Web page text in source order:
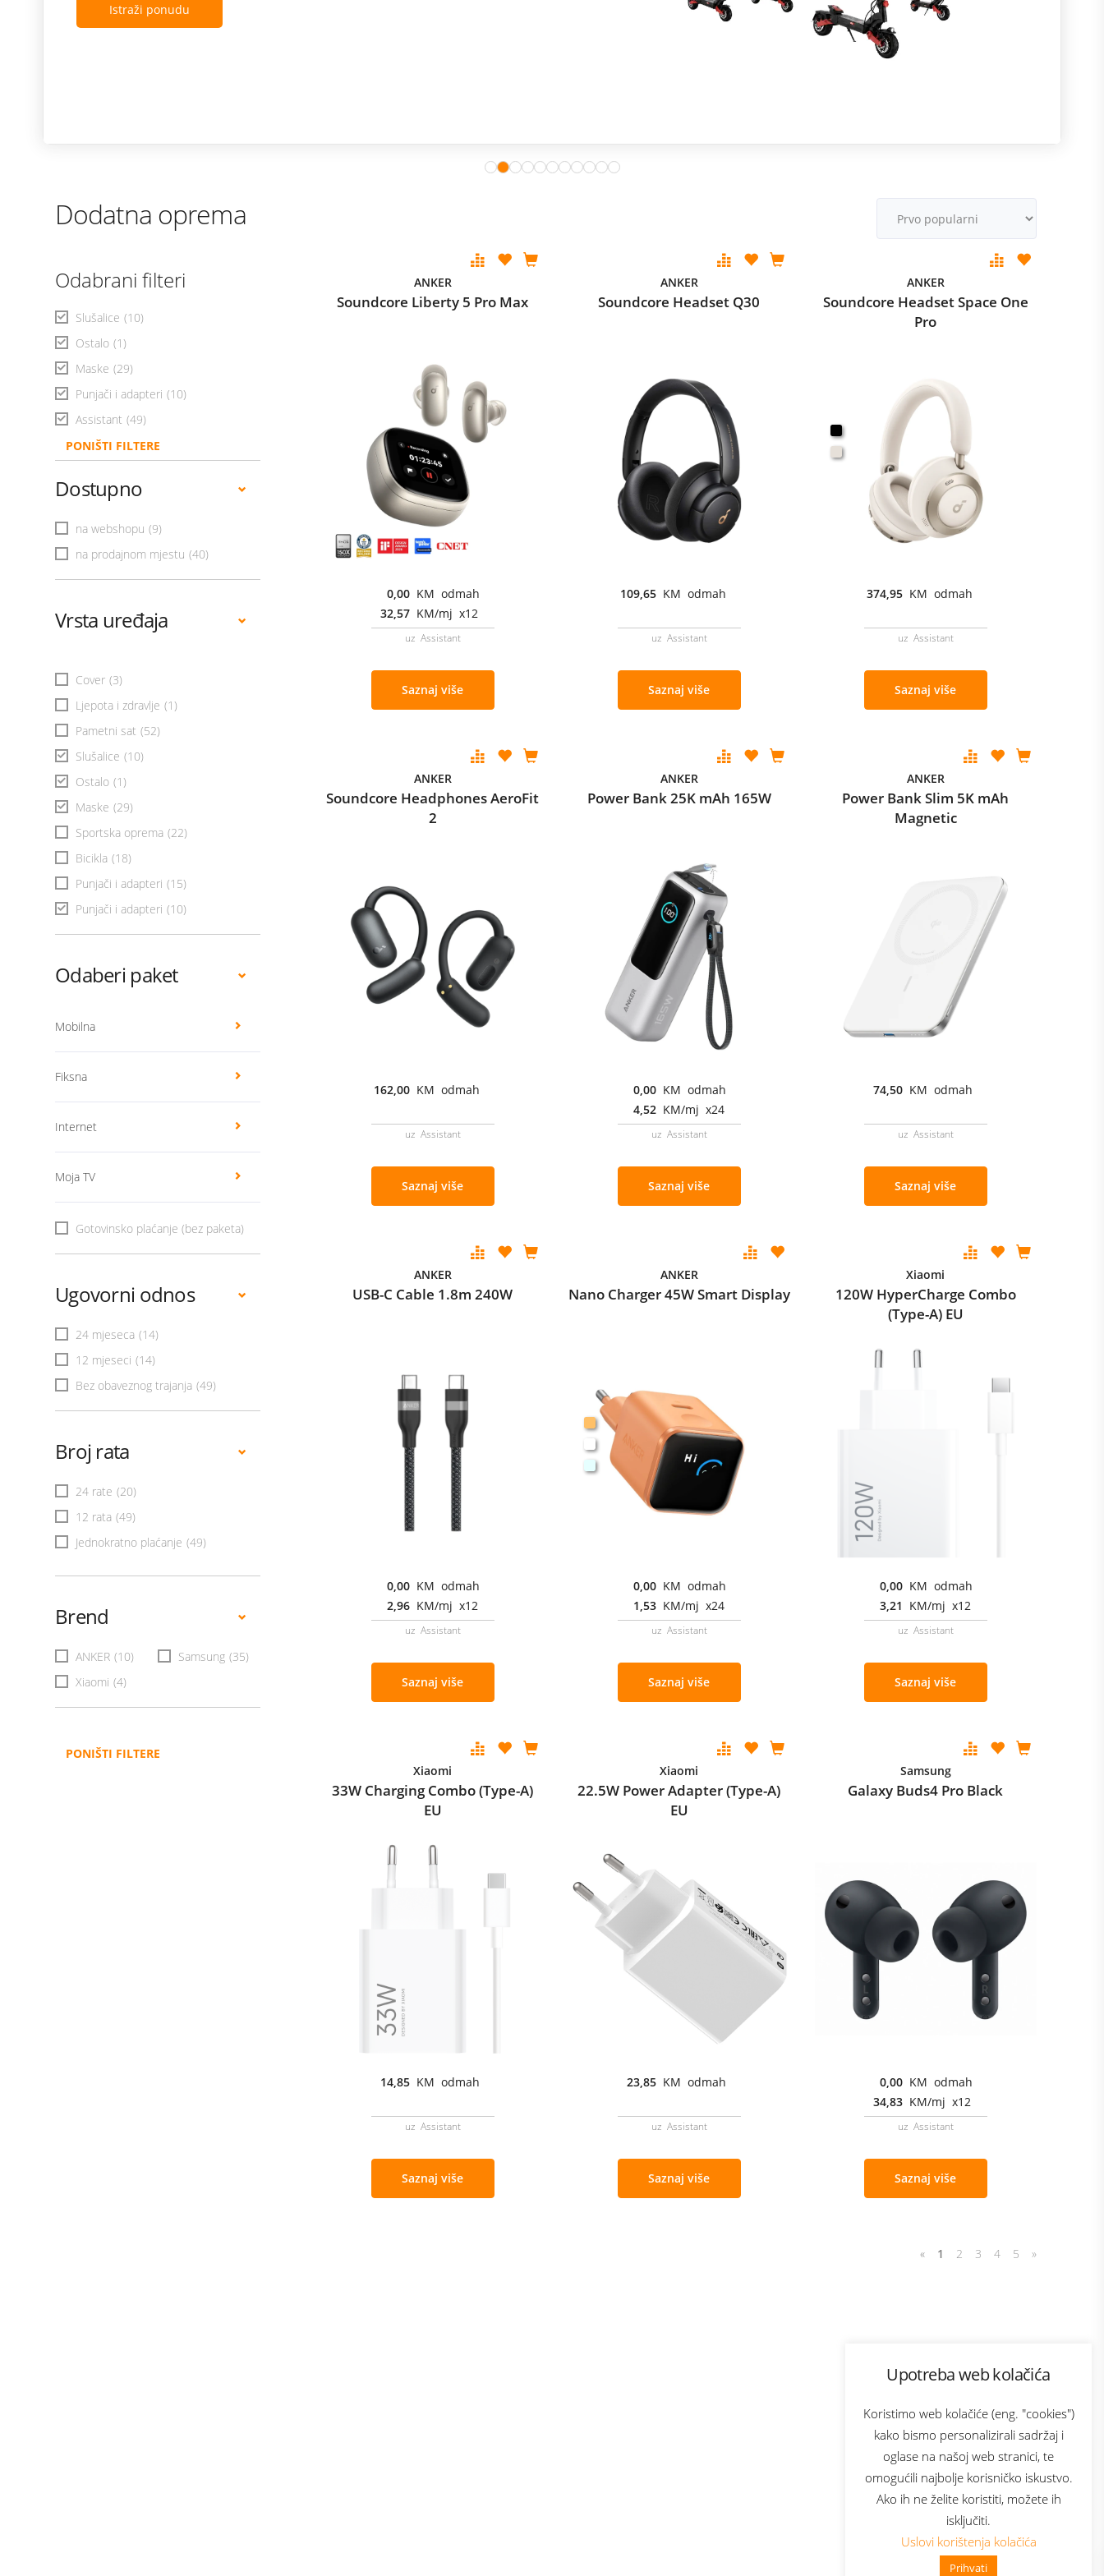
Upotreba web kolačića
Koristimo web kolačiće (eng. "cookies")
kako bismo personalizirali sadržaj i
oglase na našoj web stranici, te
omogućili najbolje korisničko iskustvo.
Ako ih ne želite koristiti, možete ih
isključiti.
Uslovi korištenja kolačića
Prihvati
👋 Zdravo, kako mogu pomoći?
Istraži ponudu
Dodatna oprema
Odabrani filteri
Slušalice (10)
Ostalo (1)
Maske (29)
Punjači i adapteri (10)
Assistant (49)
PONIŠTI FILTERE
Dostupno
na webshopu (9)
na prodajnom mjestu (40)
Vrsta uređaja
Cover (3)
Ljepota i zdravlje (1)
Pametni sat (52)
Slušalice (10)
Ostalo (1)
Maske (29)
Sportska oprema (22)
Bicikla (18)
Punjači i adapteri (15)
Punjači i adapteri (10)
Odaberi paket
Mobilna
Fiksna
Internet
Moja TV
Gotovinsko plaćanje (bez paketa)
Ugovorni odnos
24 mjeseca (14)
12 mjeseci (14)
Bez obaveznog trajanja (49)
Broj rata
24 rate (20)
12 rata (49)
Jednokratno plaćanje (49)
Brend
ANKER (10) Samsung (35)
Xiaomi (4)
PONIŠTI FILTERE
ANKER
Soundcore Liberty 5 Pro Max
0,00 KM odmah
32,57 KM/mj x12
uz Assistant
Saznaj više
ANKER
Soundcore Headset Q30
109,65 KM odmah
uz Assistant
Saznaj više
ANKER
Soundcore Headset Space One
Pro
374,95 KM odmah
uz Assistant
Saznaj više
ANKER
Soundcore Headphones AeroFit
2
162,00 KM odmah
uz Assistant
Saznaj više
ANKER
Power Bank 25K mAh 165W
0,00 KM odmah
4,52 KM/mj x24
uz Assistant
Saznaj više
ANKER
Power Bank Slim 5K mAh
Magnetic
74,50 KM odmah
uz Assistant
Saznaj više
ANKER
USB-C Cable 1.8m 240W
0,00 KM odmah
2,96 KM/mj x12
uz Assistant
Saznaj više
ANKER
Nano Charger 45W Smart Display
0,00 KM odmah
1,53 KM/mj x24
uz Assistant
Saznaj više
Xiaomi
120W HyperCharge Combo
(Type-A) EU
0,00 KM odmah
3,21 KM/mj x12
uz Assistant
Saznaj više
Xiaomi
33W Charging Combo (Type-A)
EU
14,85 KM odmah
uz Assistant
Saznaj više
Xiaomi
22.5W Power Adapter (Type-A)
EU
23,85 KM odmah
uz Assistant
Saznaj više
Samsung
Galaxy Buds4 Pro Black
0,00 KM odmah
34,83 KM/mj x12
uz Assistant
Saznaj više
« 1 2 3 4 5 »
Bonus plus
Prijava za newsletter